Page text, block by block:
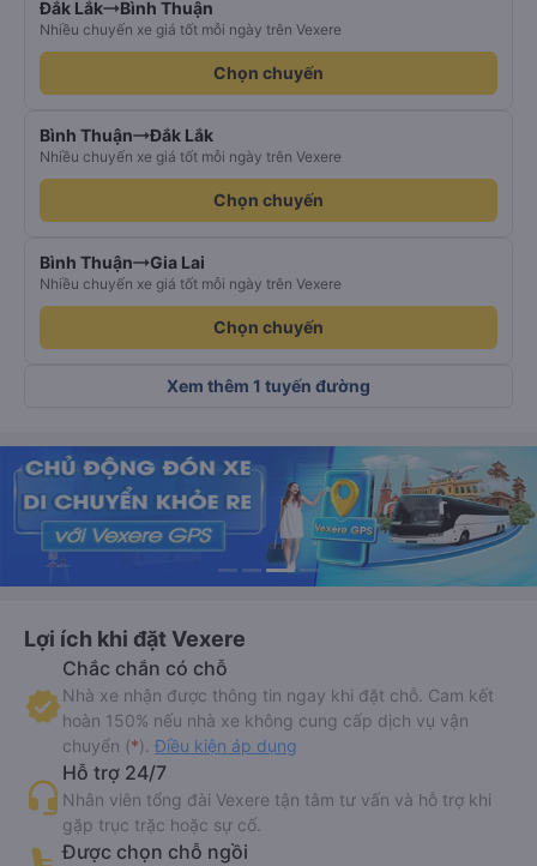
Đắk Lắk Bình Thuận
Nhiều chuyến xe giá tốt mỗi ngày trên Vexere
Chọn chuyến
Bình Thuận Đắk Lắk
Nhiều chuyến xe giá tốt mỗi ngày trên Vexere
Chọn chuyến
Bình Thuận Gia Lai
Nhiều chuyến xe giá tốt mỗi ngày trên Vexere
Chọn chuyến
Xem thêm 1 tuyến đường
Lợi ích khi đặt Vexere
Chắc chắn có chỗ
Nhà xe nhận được thông tin ngay khi đặt chỗ. Cam kết
hoàn 150% nếu nhà xe không cung cấp dịch vụ vận
chuyển (*). Điều kiện áp dụng
Hỗ trợ 24/7
Nhân viên tổng đài Vexere tận tâm tư vấn và hỗ trợ khi
gặp trục trặc hoặc sự cố.
Được chọn chỗ ngồi